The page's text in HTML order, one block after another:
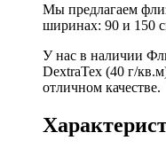
Мы предлагаем
ширинах: 90 и 150
У нас в наличии
DextraTex (40 г/
отличном качестве.